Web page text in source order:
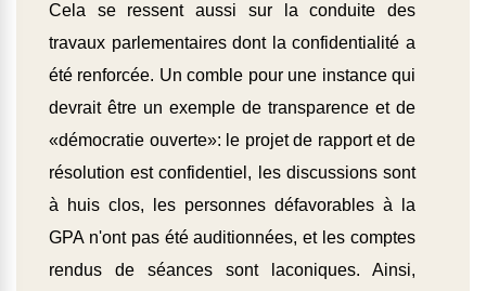
Cela se ressent aussi sur la conduite des
travaux parlementaires dont la confidentialité a
été renforcée. Un comble pour une instance qui
devrait être un exemple de transparence et de
«démocratie ouverte»: le projet de rapport et de
résolution est confidentiel, les discussions sont
à huis clos, les personnes défavorables à la
GPA n'ont pas été auditionnées, et les comptes
rendus de séances sont laconiques. Ainsi,